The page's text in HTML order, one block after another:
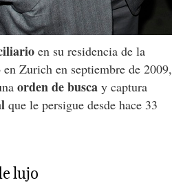
en su residencia de la
Zurich en septiembre de 2009,
orden de busca y captura
que le persigue desde hace 33
lujo